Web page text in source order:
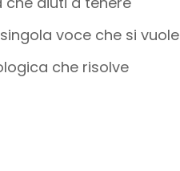
voce che si vuole
che risolve